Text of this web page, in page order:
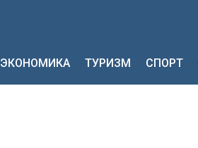
ЭКОНОМИКА ТУРИЗМ СПОРТ